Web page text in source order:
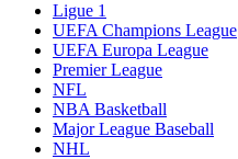
Ligue 1
UEFA Champions League
UEFA Europa League
Premier League
NFL
NBA Basketball
Major League Baseball
NHL